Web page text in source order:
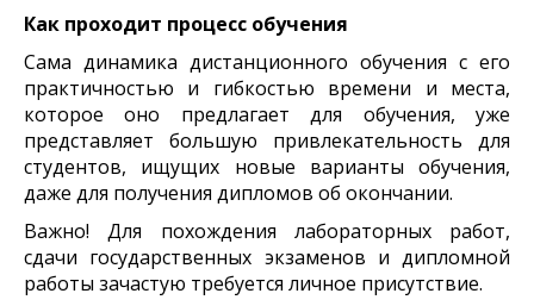
Как проходит процесс обучения
Сама динамика дистанционного обучения с его
практичностью и гибкостью времени и места,
которое оно предлагает для обучения, уже
представляет большую привлекательность для
студентов, ищущих новые варианты обучения,
даже для получения дипломов об окончании.
Важно! Для похождения лабораторных работ,
сдачи государственных экзаменов и дипломной
работы зачастую требуется личное присутствие.